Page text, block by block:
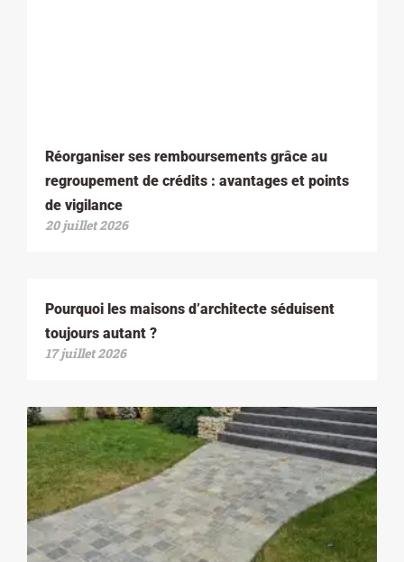
Réorganiser ses remboursements grâce au
regroupement de crédits : avantages et points
de vigilance
20 juillet 2026
Pourquoi les maisons d’architecte séduisent
toujours autant ?
17 juillet 2026